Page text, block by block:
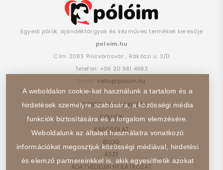
Egyedi pólók, ajándéktárgyak és kézműves termékek keresője
poloim.hu
Cím: 2085 Pilisvörösvár , Rákóczi u. 3/D
Telefon: +36 20 981 4983
hello@poloim.hu
PARTNER CSATLAKOZÁS
RÓLUNK
KAPCSOLAT
BLOG
ÁSZF
ADATVÉDELMI NYILATKOZAT
A weboldalon cookie-kat használunk a tartalom és a
hirdetések személyre szabására, a közösségi média
funkciók biztosítására és a forgalom elemzésére.
Weboldalunk az általad használatra vonatkozó
információkat megosztjuk közösségi médiával, hirdetési
és elemző partnereinkkel is, akik egyesíthetik azokat